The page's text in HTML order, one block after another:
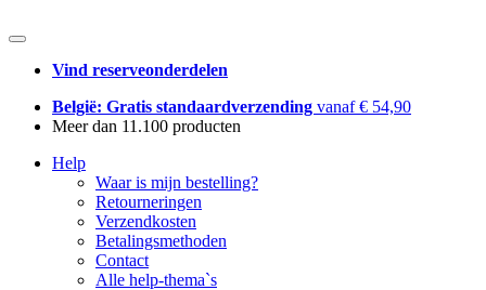
Vind reserveonderdelen
België: Gratis standaardverzending vanaf € 54,90
Meer dan 11.100 producten
Help
Waar is mijn bestelling?
Retourneringen
Verzendkosten
Betalingsmethoden
Contact
Alle help-thema`s